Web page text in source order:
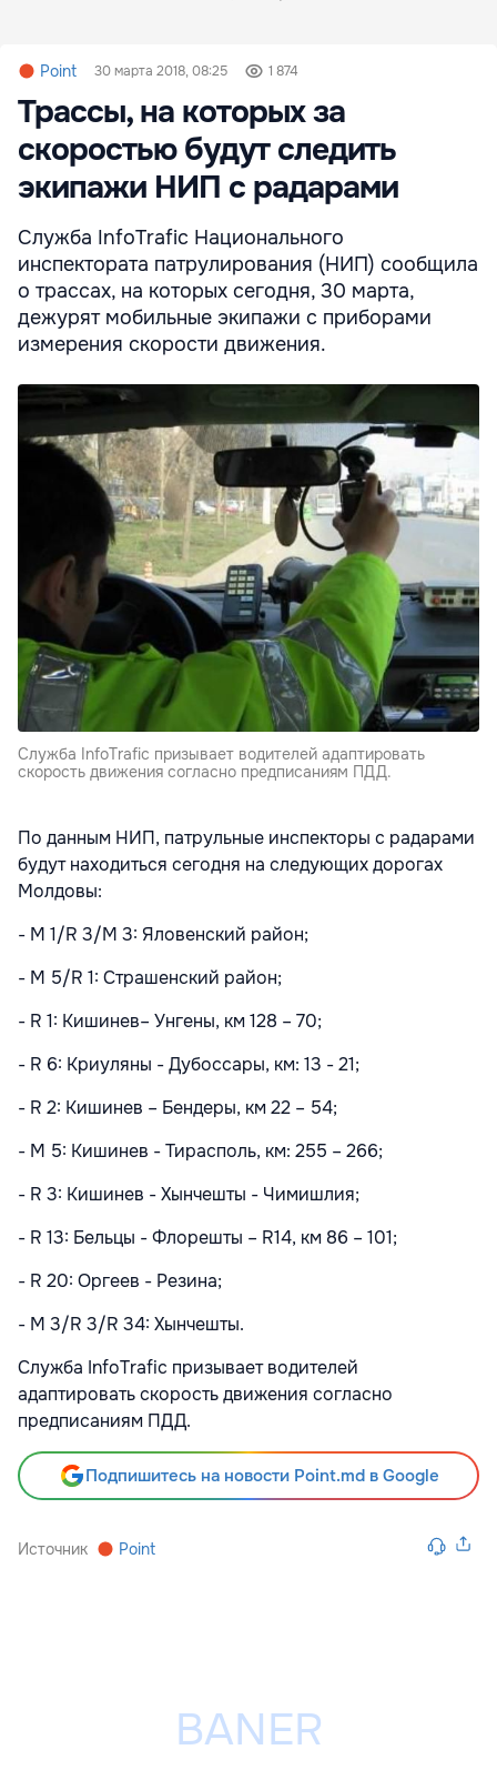
Point 30 марта 2018, 08:25 1 874
Трассы, на которых за
скоростью будут следить
экипажи НИП с радарами
Служба InfoTrafic Национального
инспектората патрулирования (НИП) сообщила
о трассах, на которых сегодня, 30 марта,
дежурят мобильные экипажи с приборами
измерения скорости движения.
Служба InfoTrafic призывает водителей адаптировать
скорость движения согласно предписаниям ПДД.
По данным НИП, патрульные инспекторы с радарами
будут находиться сегодня на следующих дорогах
Молдовы:
- M 1/R 3/M 3: Яловенский район;
- M 5/R 1: Страшенский район;
- R 1: Кишинев– Унгены, км 128 – 70;
- R 6: Криуляны - Дубоссары, км: 13 - 21;
- R 2: Кишинев – Бендеры, км 22 – 54;
- M 5: Кишинев - Тирасполь, км: 255 – 266;
- R 3: Кишинев - Хынчешты - Чимишлия;
- R 13: Бельцы - Флорешты – R14, км 86 – 101;
- R 20: Оргеев - Резина;
- M 3/R 3/R 34: Хынчешты.
Служба InfoTrafic призывает водителей
адаптировать скорость движения согласно
предписаниям ПДД.
Подпишитесь на новости Point.md в Google
Источник Point